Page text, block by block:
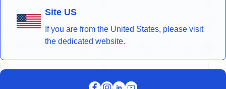
Site US
If you are from the United States, please visit
the dedicated website.